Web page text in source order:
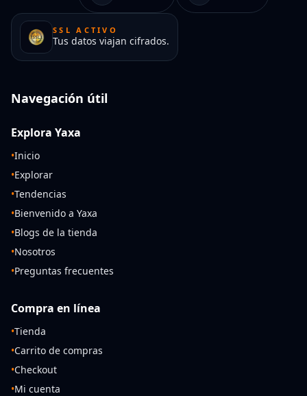
SSL ACTIVO
Tus datos viajan cifrados.
Navegación útil
Explora Yaxa
•Inicio
•Explorar
•Tendencias
•Bienvenido a Yaxa
•Blogs de la tienda
•Nosotros
•Preguntas frecuentes
Compra en línea
•Tienda
•Carrito de compras
•Checkout
•Mi cuenta